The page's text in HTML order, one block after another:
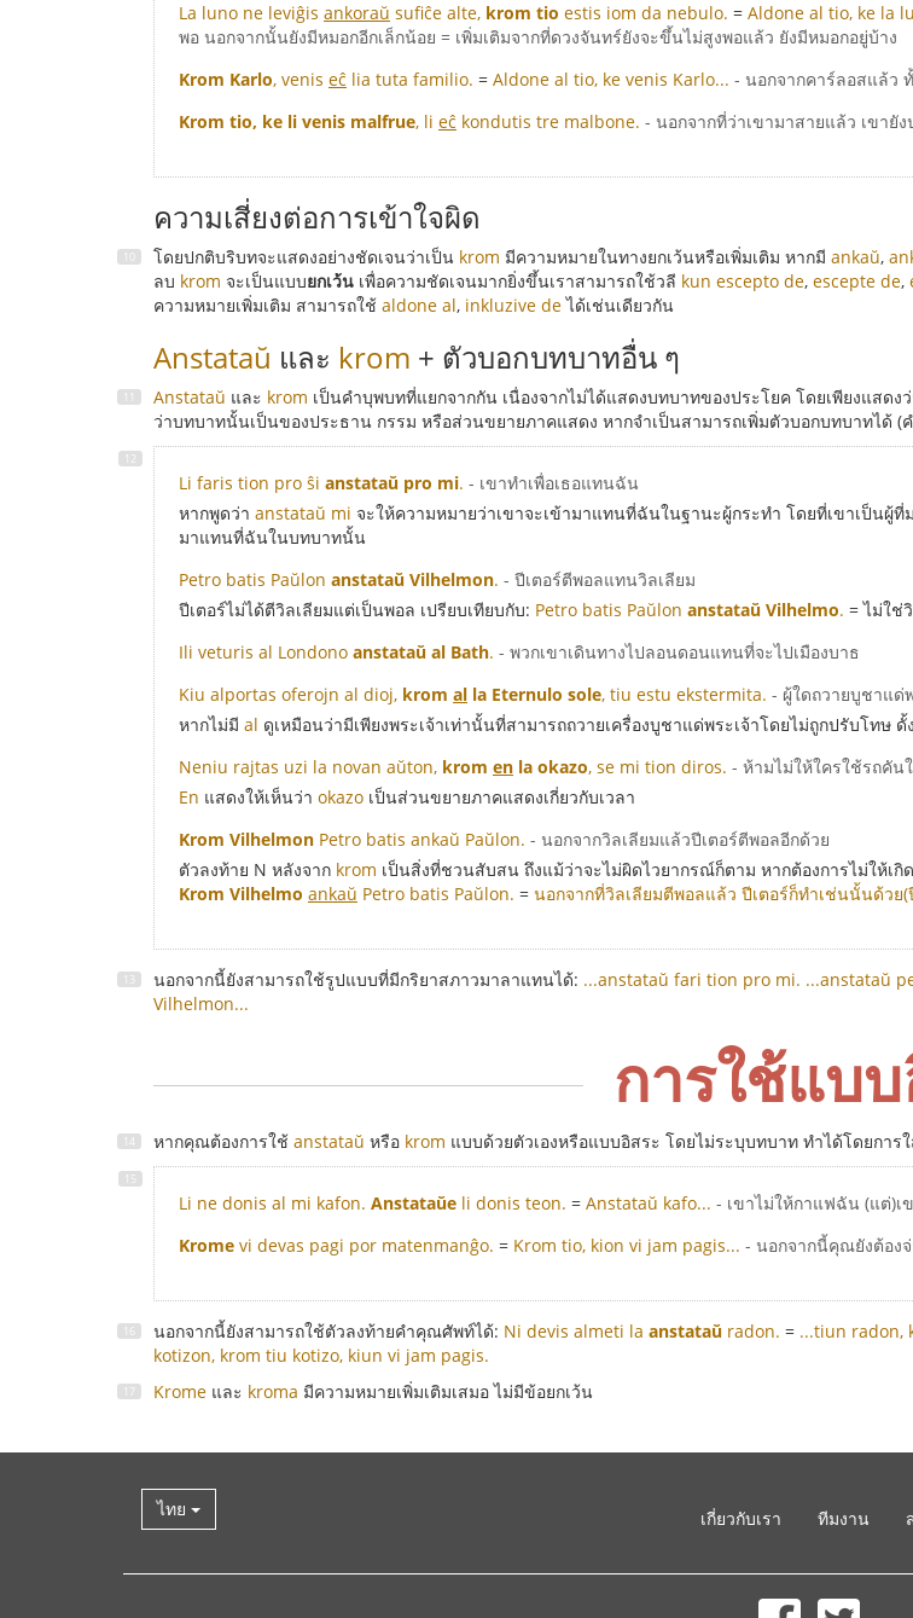
La luno ne leviĝis ankoraŭ sufiĉe alte, krom tio estis iom da nebulo. = Aldone al tio, ke la
พอ นอกจากนั้นยังมีหมอกอีกเล็กน้อย = เพิ่มเติมจากที่ดวงจันทร์ยังจะขึ้นไม่สูงพอแล้ว ยังมีหมอกอยู่บ้าง
Krom Karlo, venis eĉ lia tuta familio. = Aldone al tio, ke venis Karlo... - นอกจากคาร์ลอสแล้ว
Krom tio, ke li venis malfrue, li eĉ kondutis tre malbone. - นอกจากที่ว่าเขามาสายแล้ว เขายั
ความเสี่ยงต่อการเข้าใจผิด
โดยปกติบริบทจะแสดงอย่างชัดเจนว่าเป็น krom มีความหมายในทางยกเว้นหรือเพิ่มเติม หากมี ankaŭ,
ลบ krom จะเป็นแบบยกเว้น เพื่อความชัดเจนมากยิ่งขึ้นเราสามารถใช้วลี kun escepto de, escepte de,
ความหมายเพิ่มเติม สามารถใช้ aldone al, inkluzive deได้เช่นเดียวกัน
Anstataŭ และ krom + ตัวบอกบทบาทอื่น ๆ
Anstataŭ และ krom เป็นคำบุพบทที่แยกจากกัน เนื่องจากไม่ได้แสดงบทบาทของประโยค โดยเพียงแสด
ว่าบทบาทนั้นเป็นของประธาน กรรม หรือส่วนขยายภาคแสดง หากจำเป็นสามารถเพิ่มตัวบอกบทบาทได้
Li faris tion pro ŝi anstataŭ pro mi. - เขาทำเพื่อเธอแทนฉัน
หากพูดว่า anstataŭ mi จะให้ความหมายว่าเขาจะเข้ามาแทนที่ฉันในฐานะผู้กระทำ โดยที่เขาเป็นผู้
มาแทนที่ฉันในบทบาทนั้น
Petro batis Paŭlon anstataŭ Vilhelmon. - ปีเตอร์ตีพอลแทนวิลเลียม
ปีเตอร์ไม่ได้ตีวิลเลียมแต่เป็นพอล เปรียบเทียบกับ: Petro batis Paŭlon anstataŭ Vilhelmo. = ไม่ใช่
Ili veturis al Londono anstataŭ al Bath. - พวกเขาเดินทางไปลอนดอนแทนที่จะไปเมืองบาธ
Kiu alportas oferojn al dioj, krom al la Eternulo sole, tiu estu ekstermita. - ผู้ใดถวายบูชาแด่
หากไม่มี al ดูเหมือนว่ามีเพียงพระเจ้าเท่านั้นที่สามารถถวายเครื่องบูชาแด่พระเจ้าโดยไม่ถูกปรับโทษ
Neniu rajtas uzi la novan aŭton, krom en la okazo, se mi tion diros. - ห้ามไม่ให้ใครใช้รถคั
En แสดงให้เห็นว่า okazo เป็นส่วนขยายภาคแสดงเกี่ยวกับเวลา
Krom Vilhelmon Petro batis ankaŭ Paŭlon. - นอกจากวิลเลียมแล้วปีเตอร์ตีพอลอีกด้วย
ตัวลงท้าย N หลังจาก krom เป็นสิ่งที่ชวนสับสน ถึงแม้ว่าจะไม่ผิดไวยากรณ์ก็ตาม หากต้องการไม่ให้เ
Krom Vilhelmo ankaŭ Petro batis Paŭlon. = นอกจากที่วิลเลียมตีพอลแล้ว ปีเตอร์ก็ทำเช่นนั้นด้วย(
นอกจากนี้ยังสามารถใช้รูปแบบที่มีกริยาสภาวมาลาแทนได้: ...anstataŭ fari tion pro mi. ...anstataŭ
Vilhelmon...
การใช้แบ
หากคุณต้องการใช้ anstataŭ หรือ krom แบบด้วยตัวเองหรือแบบอิสระ โดยไม่ระบุบทบาท ทำได้โดยการ
Li ne donis al mi kafon. Anstataŭe li donis teon. = Anstataŭ kafo... - เขาไม่ให้กาแฟฉัน (แต่)
Krome vi devas pagi por matenmanĝo. = Krom tio, kion vi jam pagis... - นอกจากนี้คุณยังต้อง
นอกจากนี้ยังสามารถใช้ตัวลงท้ายคำคุณศัพท์ได้: Ni devis almeti la anstataŭ radon. = ...tiun radon,
kotizon, krom tiu kotizo, kiun vi jam pagis.
Krome และ kroma มีความหมายเพิ่มเติมเสมอ ไม่มีข้อยกเว้น
ไทย เกี่ยวกับเรา ทีมงาน